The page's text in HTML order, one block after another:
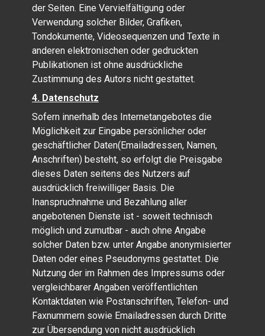
der Seiten. Eine Vervielfältigung oder
Verwendung solcher Bilder, Grafiken,
Tondokumente, Videosequenzen und Texte in
anderen elektronischen oder gedruckten
Publikationen ist ohne ausdrückliche
Zustimmung des Autors nicht gestattet.
4. Datenschutz
Sofern innerhalb des Internetangebotes die
Möglichkeit zur Eingabe persönlicher oder
geschäftlicher Daten(Emailadressen, Namen,
Anschriften) besteht, so erfolgt die Preisgabe
dieses Daten seitens des Nutzers auf
ausdrücklich freiwilliger Basis. Die
Inanspruchnahme und Bezahlung aller
angebotenen Dienste ist - soweit technisch
möglich und zumutbar - auch ohne Angabe
solcher Daten bzw. unter Angabe anonymisierter
Daten oder eines Pseudonyms gestattet. Die
Nutzung der im Rahmen des Impressums oder
vergleichbarer Angaben veröffentlichten
Kontaktdaten wie Postanschriften, Telefon- und
Faxnummern sowie Emailadressen durch Dritte
zur Übersendung von nicht ausdrücklich